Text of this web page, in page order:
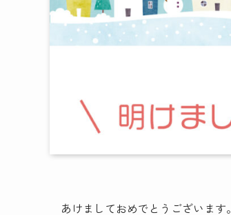
あけましておめでとうございます。